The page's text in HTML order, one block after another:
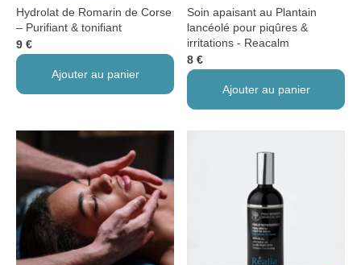
Hydrolat de Romarin de Corse
– Purifiant & tonifiant
9 €
Ajouter au panier
Soin apaisant au Plantain
lancéolé pour piqûres &
irritations - Reacalm
8 €
Ajouter au panier